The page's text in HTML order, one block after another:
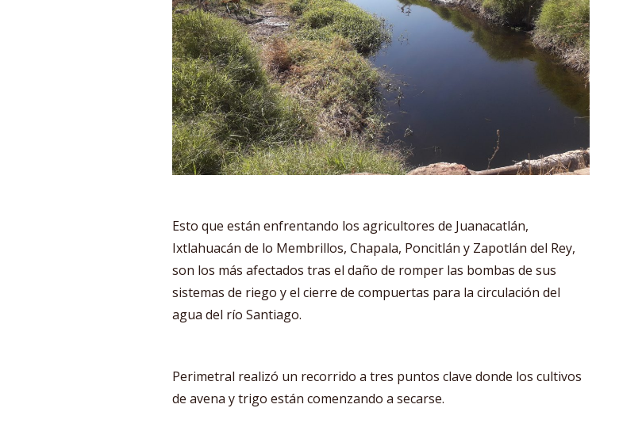
Esto que están enfrentando los agricultores de Juanacatlán,
Ixtlahuacán de lo Membrillos, Chapala, Poncitlán y Zapotlán del Rey,
son los más afectados tras el daño de romper las bombas de sus
sistemas de riego y el cierre de compuertas para la circulación del
agua del río Santiago.
Perimetral realizó un recorrido a tres puntos clave donde los cultivos
de avena y trigo están comenzando a secarse.